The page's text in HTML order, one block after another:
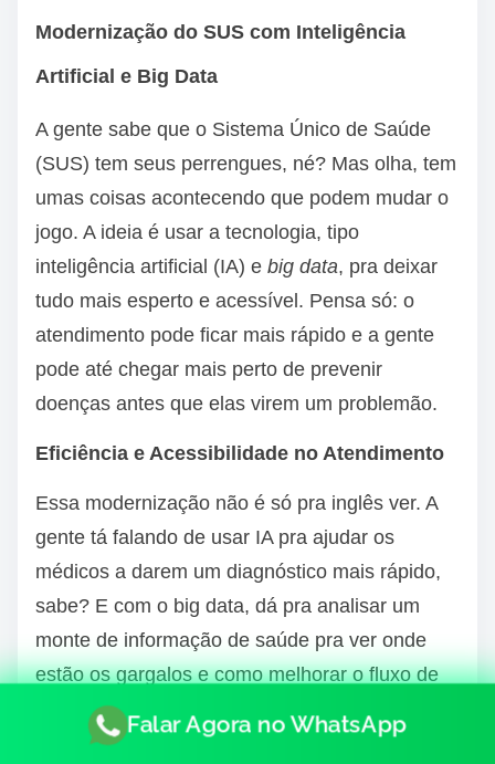
Modernização do SUS com Inteligência
Artificial e Big Data
A gente sabe que o Sistema Único de Saúde
(SUS) tem seus perrengues, né? Mas olha, tem
umas coisas acontecendo que podem mudar o
jogo. A ideia é usar a tecnologia, tipo
inteligência artificial (IA) e big data, pra deixar
tudo mais esperto e acessível. Pensa só: o
atendimento pode ficar mais rápido e a gente
pode até chegar mais perto de prevenir
doenças antes que elas virem um problemão.
Eficiência e Acessibilidade no Atendimento
Essa modernização não é só pra inglês ver. A
gente tá falando de usar IA pra ajudar os
médicos a darem um diagnóstico mais rápido,
sabe? E com o big data, dá pra analisar um
monte de informação de saúde pra ver onde
estão os gargalos e como melhorar o fluxo de
pacientes. Isso pode significar menos tempo
esperando na fila e um atendimento mais
Falar Agora no WhatsApp